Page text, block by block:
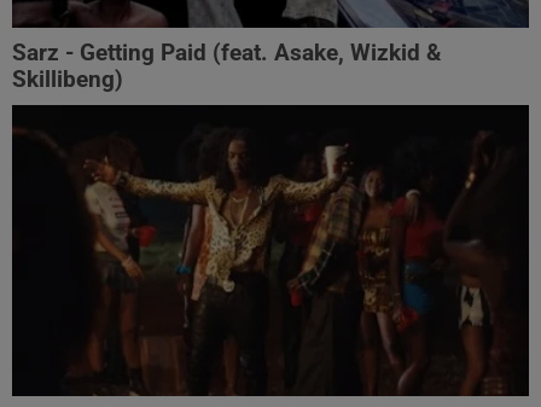
Sarz - Getting Paid (feat. Asake, Wizkid &
Skillibeng)